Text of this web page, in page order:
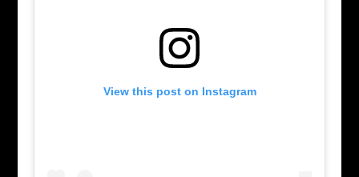
View this post on Instagram